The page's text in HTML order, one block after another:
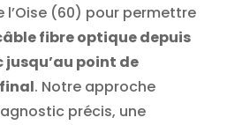
(60) pour permettre
fibre optique depuis
jusqu’au point de
. Notre approche
précis, une